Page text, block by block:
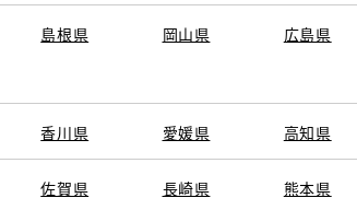
島根県 岡山県 広島県
香川県 愛媛県 高知県
佐賀県 長崎県 熊本県
トヨタレンタカー トヨタのau/UQ
反社会的勢力に対する基本方針企業情報 リコール情報